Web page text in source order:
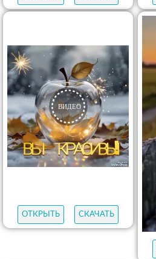
ОТКРЫТЬ СКАЧАТЬ